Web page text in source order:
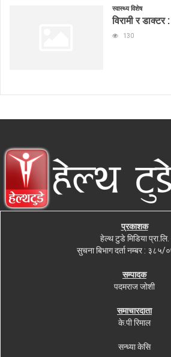
स्वास्थ्य विशेष
विरामी र
130
प्रकाशक
हेल्थ टुडे मिडिया प्रा.लि.
सुचना बिभाग दर्ता नम्बर :
सम्पादक
पदमराज जोशी
समाचारदाता
के.पी रिमाल
सन्ध्या केसि